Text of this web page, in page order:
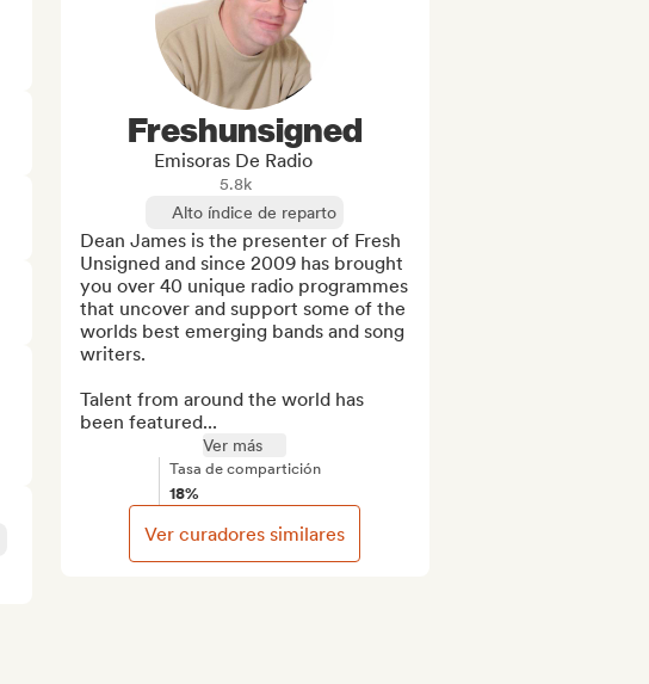
Freshunsigned
Emisoras De Radio
5.8k
Alto índice de reparto
Dean James is the presenter of Fresh
Unsigned and since 2009 has brought
you over 40 unique radio programmes
that uncover and support some of the
worlds best emerging bands and song
writers.
Talent from around the world has
been featured...
Ver más
Tasa de compartición
18%
Ver curadores similares